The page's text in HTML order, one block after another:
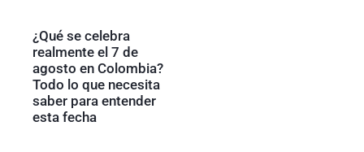
¿Qué se celebra
realmente el 7 de
agosto en Colombia?
Todo lo que necesita
saber para entender
esta fecha